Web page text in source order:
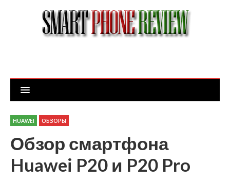
HUAWEI ОБЗОРЫ
Обзор смартфона
Huawei P20 и P20 Pro